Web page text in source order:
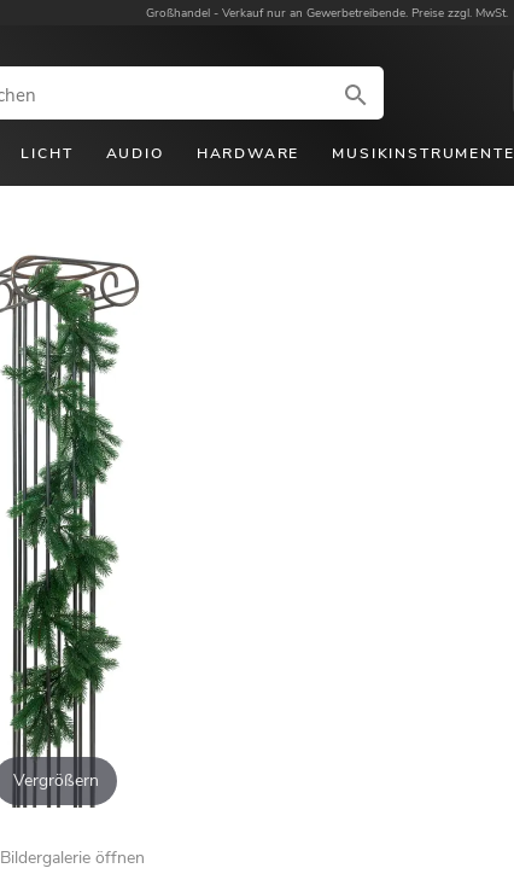
Großhandel - Verkauf nur an Gewerbetreibende. Preise zzgl. MwSt.
LICHT AUDIO HARDWARE MUSIKINSTRUMENTE
Vergrößern
Bildergalerie öffnen